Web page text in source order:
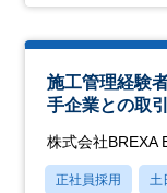
施工管理経験
手企業との取
株式会社BREXA
正社員採用 土